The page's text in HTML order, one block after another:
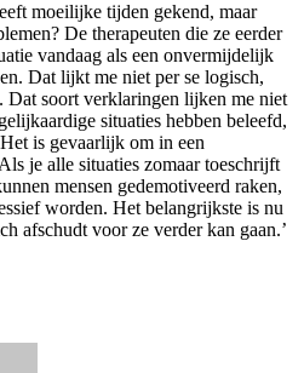
moeilijke tijden gekend, maar
De therapeuten die ze eerder
vandaag als een onvermijdelijk
Dat lijkt me niet per se logisch,
soort verklaringen lijken me niet
situaties hebben beleefd,
is gevaarlijk om in een
je alle situaties zomaar toeschrijft
mensen gedemotiveerd raken,
worden. Het belangrijkste is nu
afschudt voor ze verder kan gaan.’